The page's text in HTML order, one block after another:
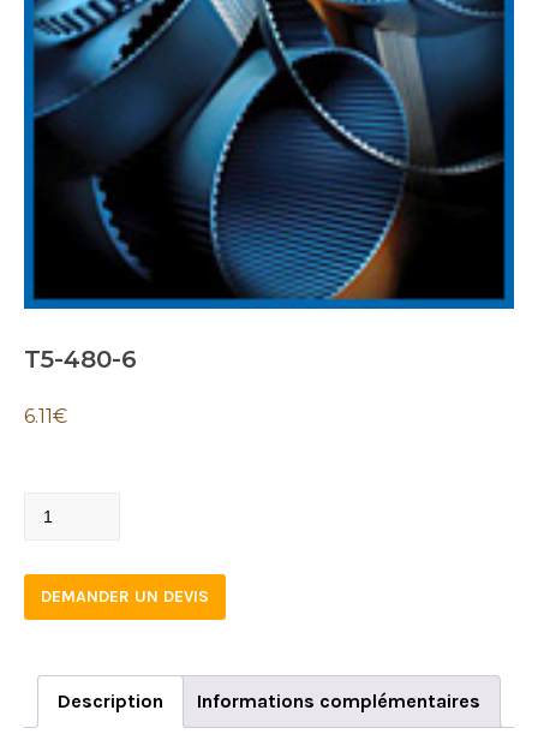
T5-480-6
6.11€
T5-
6
quantity
DEMANDER UN DEVIS
Description Informations complémentaires